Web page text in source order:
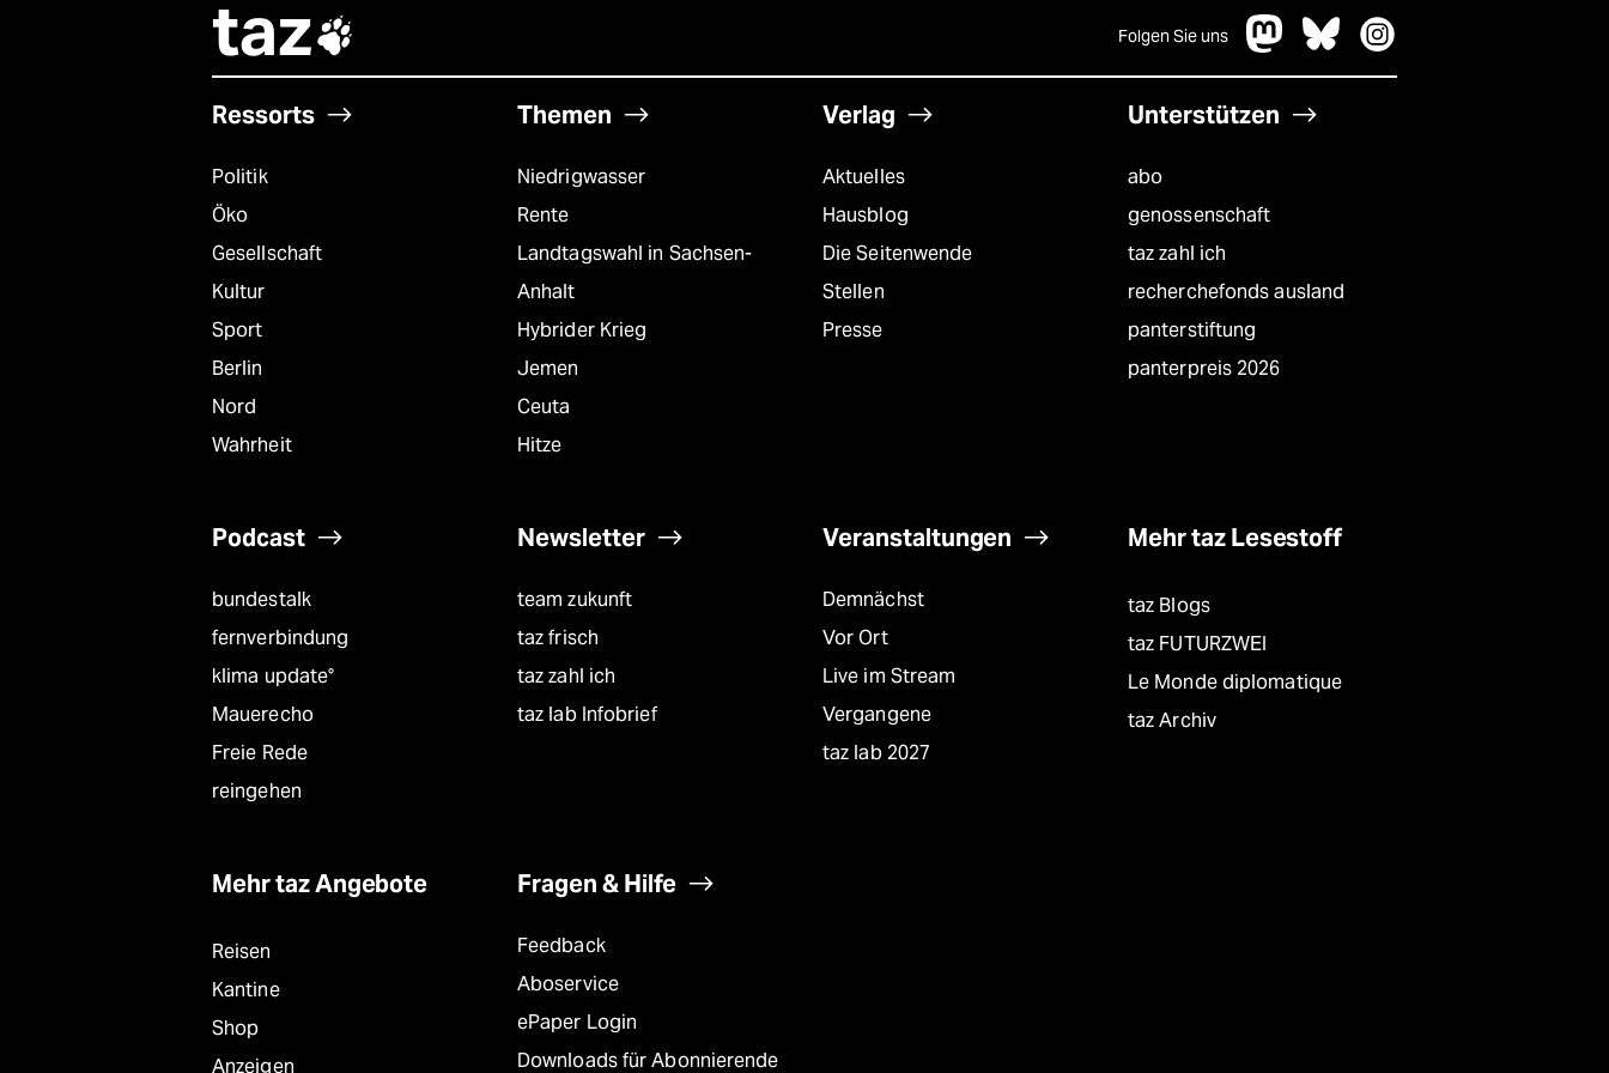
taz Folgen Sie uns
Ressorts
Politik
Öko
Gesellschaft
Kultur
Sport
Berlin
Nord
Wahrheit
Themen
Niedrigwasser
Rente
Landtagswahl in Sachsen-
Anhalt
Hybrider Krieg
Jemen
Ceuta
Hitze
Verlag
Aktuelles
Hausblog
Die Seitenwende
Stellen
Presse
Unterstützen
abo
genossenschaft
taz zahl ich
recherchefonds ausland
panterstiftung
panterpreis 2026
Podcast
bundestalk
fernverbindung
klima update°
Mauerecho
Freie Rede
reingehen
Newsletter
team zukunft
taz frisch
taz zahl ich
taz lab Infobrief
Veranstaltungen
Demnächst
Vor Ort
Live im Stream
Vergangene
taz lab 2027
Mehr taz Lesestoff
taz Blogs
taz FUTURZWEI
Le Monde diplomatique
taz Archiv
Mehr taz Angebote
Reisen
Kantine
Shop
Anzeigen
Fragen & Hilfe
Feedback
Aboservice
ePaper Login
Downloads für Abonnierende